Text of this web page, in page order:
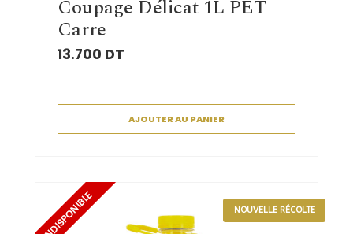
Coupage Délicat 1L PET
Carre
13.700 DT
AJOUTER AU PANIER
NOUVELLE RÉCOLTE